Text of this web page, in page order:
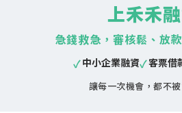
上禾禾
急錢救急，審核鬆、放
✓中小企業融資✓客票借
讓每一次機會，都不